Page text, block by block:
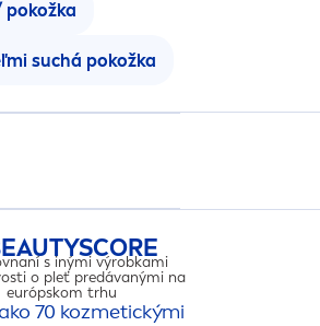
pokožka
suchá pokožka
SCORE
s inými výrobkami
o pleť predávanými na
európskom trhu
70 kozmetickými